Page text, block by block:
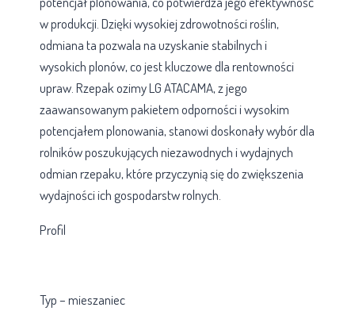
w produkcji. Dzięki wysokiej zdrowotności roślin,
odmiana ta pozwala na uzyskanie stabilnych i
wysokich plonów, co jest kluczowe dla rentowności
upraw. Rzepak ozimy LG ATACAMA, z jego
zaawansowanym pakietem odporności i wysokim
potencjałem plonowania, stanowi doskonały wybór dla
rolników poszukujących niezawodnych i wydajnych
odmian rzepaku, które przyczynią się do zwiększenia
wydajności ich gospodarstw rolnych.
Profil
Typ – mieszaniec